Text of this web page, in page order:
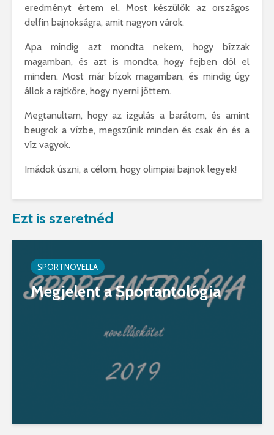
eredményt értem el. Most készülök az országos
delfin bajnokságra, amit nagyon várok.
Apa mindig azt mondta nekem, hogy bízzak
magamban, és azt is mondta, hogy fejben dől el
minden. Most már bízok magamban, és mindig úgy
állok a rajtkőre, hogy nyerni jöttem.
Megtanultam, hogy az izgulás a barátom, és amint
beugrok a vízbe, megszűnik minden és csak én és a
víz vagyok.
Imádok úszni, a célom, hogy olimpiai bajnok legyek!
Ezt is szeretnéd
SPORTNOVELLA
Megjelent a Sportantológia